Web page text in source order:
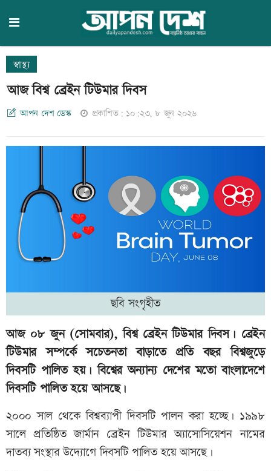
স্বাস্থ্য
আজ বিশ্ব ব্রেইন টিউমার দিবস
আপন দেশ ডেস্ক প্রকাশিত: ১০:২৩, ৮ জুন ২০২৬
ছবি সংগৃহীত
আজ ০৮ জুন (সোমবার), বিশ্ব ব্রেইন টিউমার দিবস। ব্রেইন
টিউমার সম্পর্কে সচেতনতা বাড়াতে প্রতি বছর বিশ্বজুড়ে
দিবসটি পালিত হয়। বিশ্বের অন্যান্য দেশের মতো বাংলাদেশে
দিবসটি পালিত হয়ে আসছে।
২০০০ সাল থেকে বিশ্বব্যাপী দিবসটি পালন করা হচ্ছে। ১৯৯৮
সালে প্রতিষ্ঠিত জার্মান ব্রেইন টিউমার অ্যাসোসিয়েশন নামের
দাতব্য সংস্থার উদ্যোগে দিবসটি পালিত হয়ে আসছে।